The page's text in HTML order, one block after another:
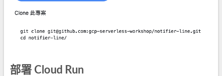
部署 Cloud Run